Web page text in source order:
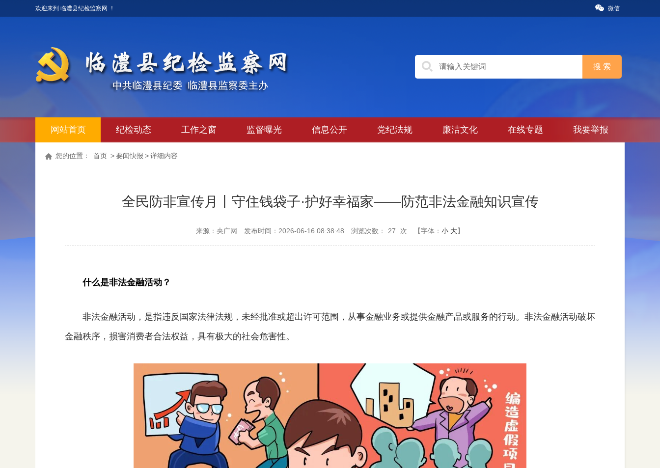
微信
欢迎来到 临澧县纪检监察网 ！
网站首页 纪检动态 工作之窗 监督曝光 信息公开 党纪法规 廉洁文化 在线专题 我要举报
您的位置： 首页 >要闻快报 >详细内容
全民防非宣传月丨守住钱袋子·护好幸福家——防范非法金融知识宣传
来源：央广网 发布时间：2026-06-16 08:38:48 浏览次数： 27 次 【字体： 小 大】
什么是非法金融活动？
非法金融活动，是指违反国家法律法规，未经批准或超出许可范围，从事金融业务或提供金融产品或服务的行动。非法金融活动破坏
金融秩序，损害消费者合法权益，具有极大的社会危害性。